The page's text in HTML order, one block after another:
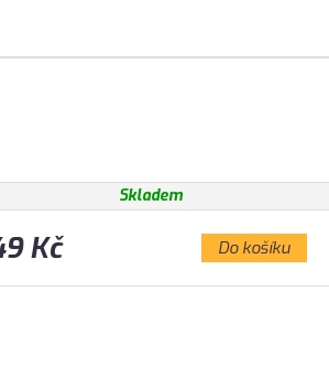
Skladem
Kč Do košíku